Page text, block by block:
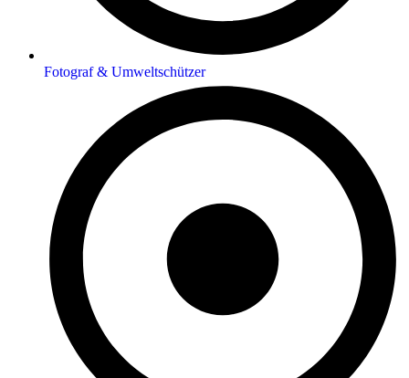
Fotograf & Umweltschützer